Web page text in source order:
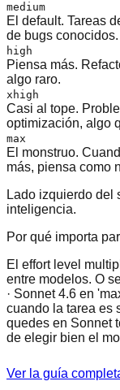
medium
El default. Tareas
de bugs conocidos.
high
Piensa más.
algo raro.
xhigh
Casi al tope.
optimización, algo
max
El monstruo.
más, piensa como
Lado izquierdo del
inteligencia.
Por qué importa
El effort level
entre modelos. O
· Sonnet 4.6 en
cuando la tarea es
quedes en Sonnet
de elegir bien el
Ver la guía